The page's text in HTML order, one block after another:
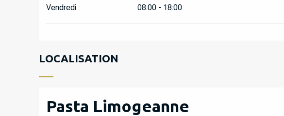
Vendredi 08:00 - 18:00
LOCALISATION
Pasta Limogeanne